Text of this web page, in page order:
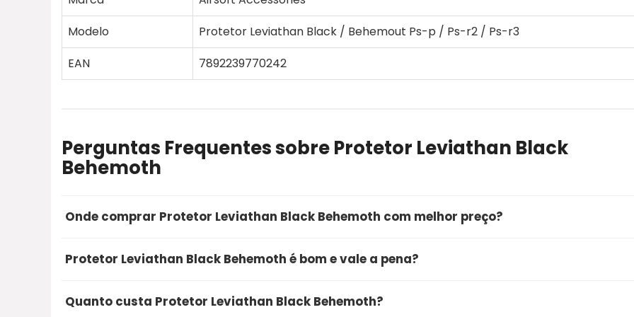
Modelo
Protetor Leviathan Black / Behemout Ps-p / Ps-r2 / Ps-r3
EAN
7892239770242
Perguntas Frequentes sobre Protetor Leviathan Black
Behemoth
Onde comprar Protetor Leviathan Black Behemoth com melhor preço?
A opção mais segura e recomendada para comprar o Protetor Leviathan Black Behemoth é através do
Mercado Livre. Utilizando o nosso link de oferta, você garante a qualidade do produto, entrega rápida e
Protetor Leviathan Black Behemoth é bom e vale a pena?
Sim, o Protetor Leviathan Black Behemoth é bom e vale muito a pena. O produto conta com excelentes
Quanto custa Protetor Leviathan Black Behemoth?